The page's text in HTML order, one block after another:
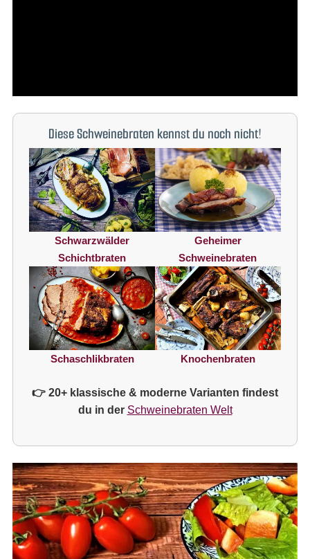
Diese Schweinebraten kennst du noch nicht!
Schwarzwälder
Schichtbraten
Geheimer
Schweinebraten
Schaschlikbraten Knochenbraten
👉 20+ klassische & moderne Varianten findest
du in der Schweinebraten Welt